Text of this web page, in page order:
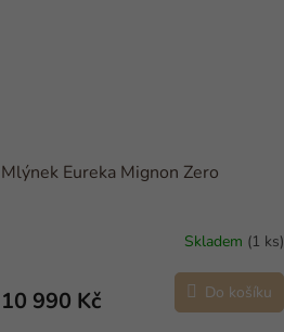
Mlýnek Eureka Mignon Zero
Skladem (1 ks)
10 990 Kč Do košíku